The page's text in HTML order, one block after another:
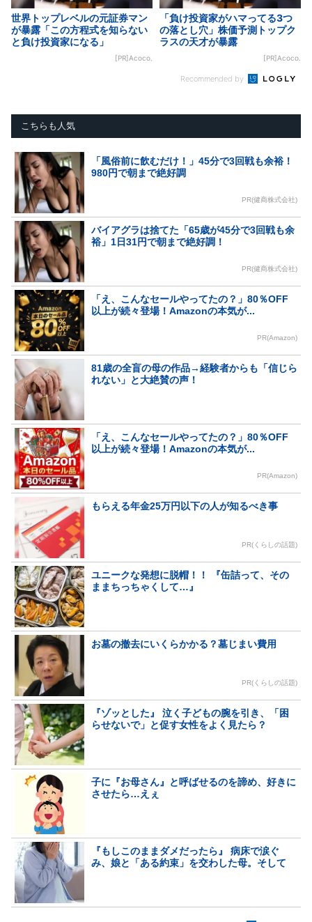
世界トップレベルの元証券マン
が暴露「この方程式を知らない
と負け投資家になる」
[PR]Acoco.
「負け投資家がハマってる3つ
の落とし穴」株価予測トップク
ラスの天才が暴露
[PR]Acoco.
Recommended by
こちらも人気
「風俗前に飲むだけ！」45分で3回戦も余裕！
980円で朝まで絶好調
PR(健商株式会社)
バイアグラは捨てた「65歳が45分で3回戦も余
裕」1日31円で朝まで絶好調！
PR(健商株式会社)
「え、こんなセールやってたの？」80％OFF
以上が続々登場！Amazonの本気が...
PR(Amazon)
81歳の全盲の母の作品→経験者からも「信じら
れない」と大絶賛の声！
「え、こんなセールやってたの？」80％OFF
以上が続々登場！Amazonの本気が...
PR(Amazon)
もらえる年金25万円以下の人が知るべき事
PR(くらしの話題)
ユニークな発想に脱帽！！ 『缶詰って、その
ままちっちゃくして…』
お墓の撤去にいくらかかる？墓じまい費用
PR(くらしの話題)
『ゾッとした』 泣く子どもの腕を引き、「困
らせないで」と促す女性をよく見たら？
子に『お母さん』と呼ばせるのを諦め、好きに
させたら…えぇ
『もしこのままダメだったら』 病床で涙ぐ
み、娘と「ある約束」を交わした母。そして